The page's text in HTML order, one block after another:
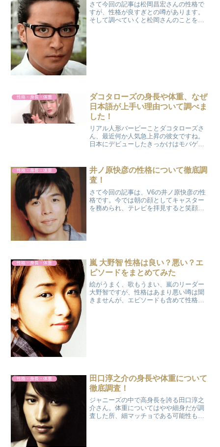
さて今回の記事は松岡昌宏さんの性格で
すが、性格が良すぎとの噂があります。
そして調べていくと松岡さんのことを慕
性格・身長・体重
ダコタローズの身長や体重、なぜ
日本語が上手い理由ついて調べま
した！
リアル人形バービーことダコタローズさ
ん、最近何か人気急上昇の彼女ですね。
日本にデビューしたきっかけはモバゲー
小悪魔っぽい格好だそうです。さて今回
の記事についてはダコ...
性格・身長・体重
井ノ原快彦の性格について徹底調
査！
さて今回の記事は、V6の井ノ原快彦の性
格です。今では朝の顔としてキャスター
を務められ、テレビを拝見すると笑顔と
性格・身長・体重
嵐 大野智 性格は良い？悪い？エ
ピソードをまとめてみた
絵がうまく、歌もうまい、嵐のリーダー
大野智ですが、性格はあまり悪い噂は聞
きませんが、エピソードも含めて性格を
性格・身長・体重
田口淳之介の身長や体重について
徹底調査！
ジャニーズの中で高身長を誇る田口淳之
介さん。体重についてはやや細身だが調
査した所、細マッチョである可能性もあ